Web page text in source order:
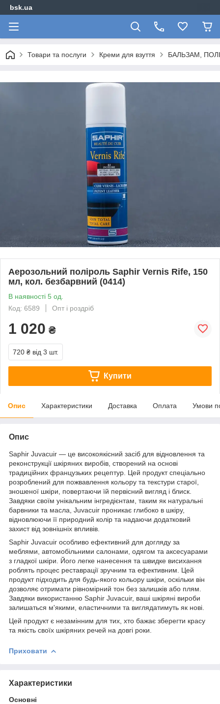
bsk.ua
Товари та послуги Креми для взуття БАЛЬЗАМ,
Аерозольний поліроль Saphir Vernis Rife, 150
мл, кол. безбарвний (0414)
В наявності 5 од.
Код: 6589
Опт і роздріб
1 020 ₴
720 ₴ від 3 шт.
Купити
Опис Характеристики Доставка Оплата Умови
Опис
Saphir Juvacuir — це високоякісний засіб для відновлення та
реконструкції шкіряних виробів, створений на основі
традиційних французьких рецептур. Цей продукт спеціально
розроблений для пожвавлення кольору та текстури старої,
зношеної шкіри, повертаючи їй первісний вигляд і блиск.
Завдяки своїм унікальним інгредієнтам, таким як натуральні
барвники та масла, Juvacuir проникає глибоко в шкіру,
відновлюючи її природний колір та надаючи додатковий
захист від зовнішніх впливів.
Saphir Juvacuir особливо ефективний для догляду за
меблями, автомобільними салонами, одягом та аксесуарами
з гладкої шкіри. Його легке нанесення та швидке висихання
роблять процес реставрації зручним та ефективним. Цей
продукт підходить для будь-якого кольору шкіри, оскільки він
дозволяє отримати рівномірний тон без залишків або плям.
Завдяки використанню Saphir Juvacuir, ваші шкіряні вироби
залишаться м'якими, еластичними та виглядатимуть як нові.
Цей продукт є незамінним для тих, хто бажає зберегти красу
та якість своїх шкіряних речей на довгі роки.
Приховати
Характеристики
Основні